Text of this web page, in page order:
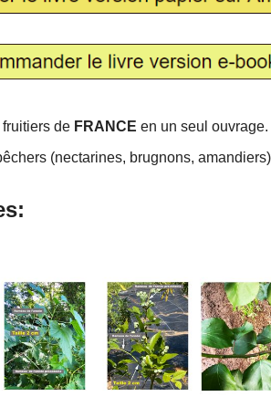
de FRANCE en un seul ouvrage.
(nectarines, brugnons,